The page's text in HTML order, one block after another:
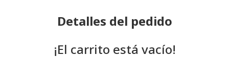
Detalles del pedido
¡El carrito está vacío!